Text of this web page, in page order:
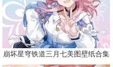
崩坏星穹铁道三月七美图壁纸合集